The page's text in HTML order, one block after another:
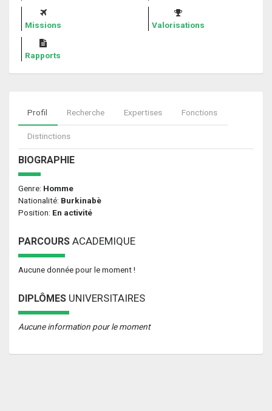
Missions Valorisations
Rapports
Profil Recherche Expertises Fonctions
Distinctions
BIOGRAPHIE
Genre: Homme
Nationalité: Burkinabè
Position: En activité
PARCOURS ACADEMIQUE
Aucune donnée pour le moment !
DIPLÔMES UNIVERSITAIRES
Aucune information pour le moment